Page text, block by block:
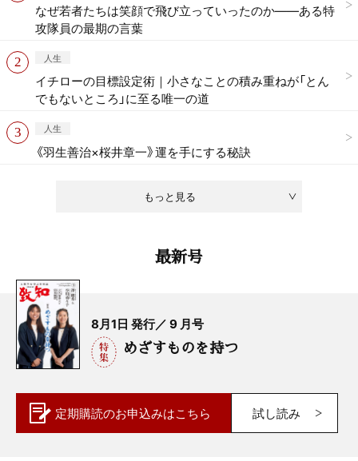
もっと見る
なぜ若者たちは笑顔で飛び立っていったのか——ある特
攻隊員の最期の言葉
人生
イチローの目標設定術｜小さなことの積み重ねが「とん
でもないところ」に至る唯一の道
人生
《羽生善治×桜井章一》運を手にする秘訣
最新号
8月1日 発行／ 9 月号
めざすものを持つ
定期購読のお申込みはこちら 試し読み